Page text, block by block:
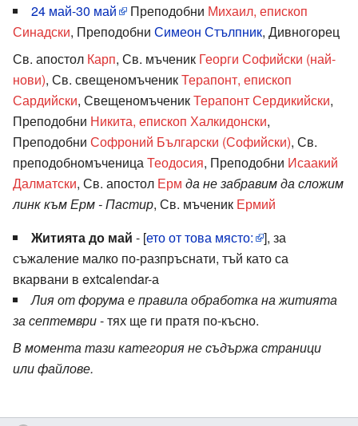
24 май-30 май
Преподобни Михаил, епископ
Синадски, Преподобни Симеон Стълпник, Дивногорец
Св. апостол Карп, Св. мъченик Георги Софийски (най-
нови), Св. свещеномъченикТерапонт, епископ
Сардийски, СвещеномъченикТерапонт Сердикийски,
Преподобни Никита, епископ Халкидонски,
Преподобни Софроний Български (Софийски), Св.
преподобномъченица Теодосия, Преподобни Исаакий
Далматски, Св. апостол Ерм да не забравим да сложим
линк към Ерм - Пастир, Св. мъченик Ермий
Житията до май - [ето от това място:
], за
съжаление малко по-разпръснати, тъй като са
вкарвани в extcalendar-а
Лия от форума е правила обработка на житията
за септември- тях ще ги пратя по-късно.
В момента тази категория не съдържа страници
или файлове.